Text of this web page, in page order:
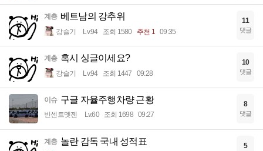
계층 베트남의 강추위
강슬기 Lv.94 조회 1580 추천 1 09:35
11
댓글
계층 혹시 싱글이세요?
강슬기 Lv.94 조회 1447 09:28
10
댓글
이슈 구글 자율주행차량 근황
빈센트멧젠 Lv.60 조회 1698 09:27
8
댓글
계층 놀란 감독 국내 성적표 5